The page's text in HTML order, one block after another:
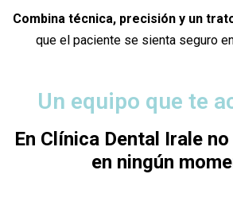
Combina técnica, precisión y un
que el paciente se sienta seguro
Un equipo que te
En Clínica Dental Irale
en ningún